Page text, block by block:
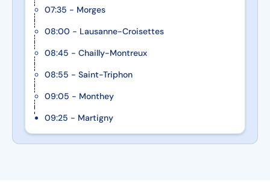
07:35 - Morges
08:00 - Lausanne-Croisettes
08:45 - Chailly-Montreux
08:55 - Saint-Triphon
09:05 - Monthey
09:25 - Martigny